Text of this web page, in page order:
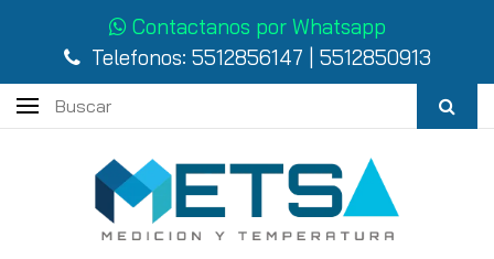
Contactanos por Whatsapp
Telefonos: 5512856147 5512850913